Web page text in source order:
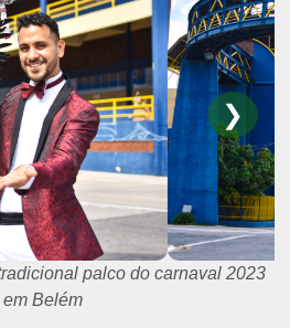
❯
palco do carnaval 2023
em Belém